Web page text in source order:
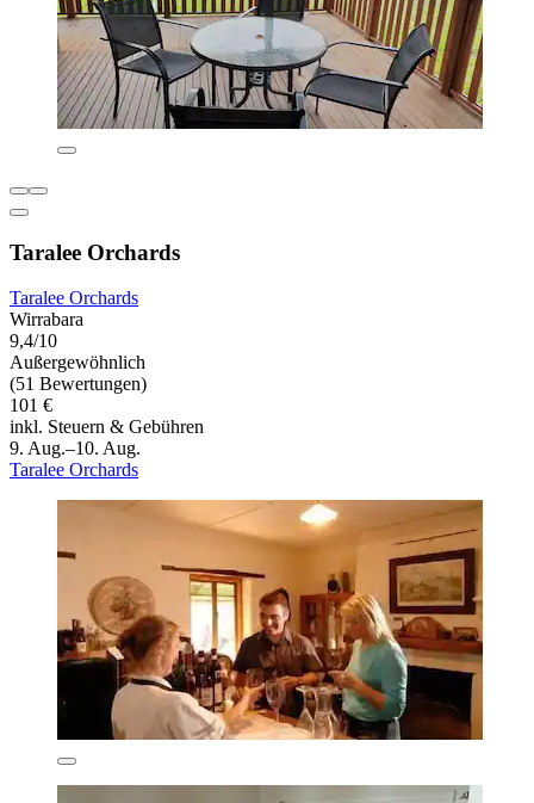
Taralee Orchards
Taralee Orchards
Wirrabara
9,4/10
Außergewöhnlich
(51 Bewertungen)
101 €
inkl. Steuern & Gebühren
9. Aug.–10. Aug.
Taralee Orchards